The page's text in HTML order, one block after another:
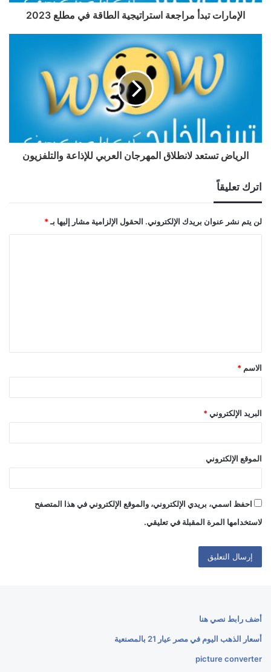
الإمارات تبدأ مراجعة استراتيجية الطاقة في مطلع 2023
الرياض تستعد لانطلاق المهرجان العربي للإذاعة والتلفزيون
اترك تعليقاً
لن يتم نشر عنوان بريدك الإلكتروني. الحقول الإلزامية مشار إليها بـ *
ق
*
الاسم *
البريد الإلكتروني *
الموقع الإلكتروني
احفظ اسمي، بريدي الإلكتروني، والموقع الإلكتروني في هذا المتصفح
لاستخدامها المرة المقبلة في تعليقي.
أضف رابط نصي هنا
أسعار الذهب اليوم في مصر عيار 21 بالمصنعية
picture converter